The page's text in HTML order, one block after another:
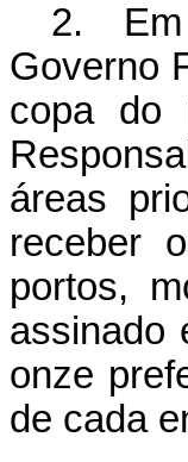
2. Em
Governo
copa do
áreas
receber
portos,
assinado
onze
de cada